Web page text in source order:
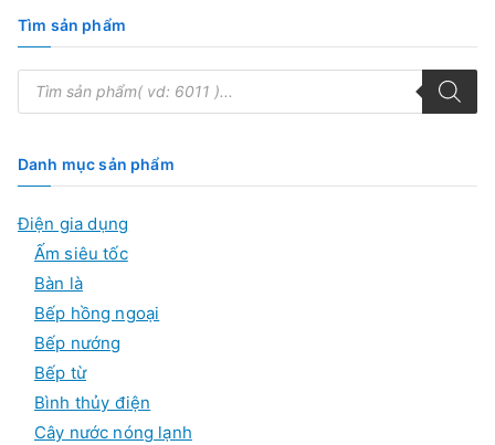
Tìm sản phẩm
T
m
ế
m
s
n
Danh mục sản phẩm
Điện gia dụng
Ấm siêu tốc
Bàn là
Bếp hồng ngoại
Bếp nướng
Bếp từ
Bình thủy điện
Cây nước nóng lạnh